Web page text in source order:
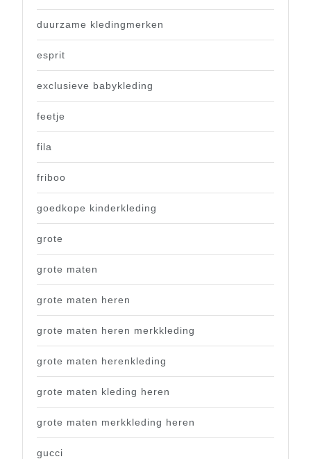
duurzame kledingmerken
esprit
exclusieve babykleding
feetje
fila
friboo
goedkope kinderkleding
grote
grote maten
grote maten heren
grote maten heren merkkleding
grote maten herenkleding
grote maten kleding heren
grote maten merkkleding heren
gucci